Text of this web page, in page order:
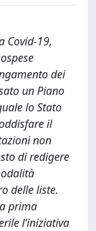
Covid-19,
dei
un Piano
lo Stato
il
non
di redigere
delle liste.
prima
l’iniziativa